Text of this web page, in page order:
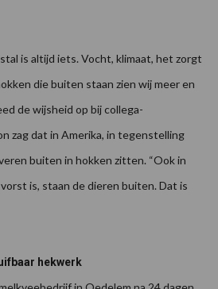
is altijd iets. Vocht, klimaat, het zorgt
die buiten staan zien wij meer en
de wijsheid op bij collega-
zag dat in Amerika, in tegenstelling
buiten in hokken zitten. “Ook in
is, staan de dieren buiten. Dat is
hekwerk